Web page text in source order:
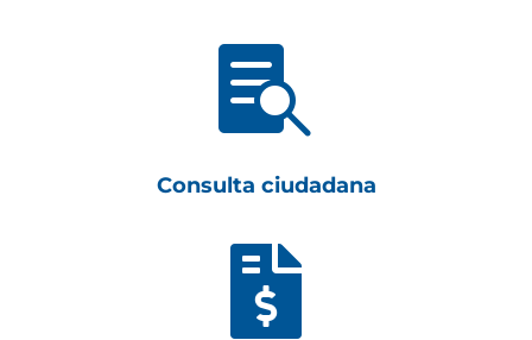

Consulta ciudadana
